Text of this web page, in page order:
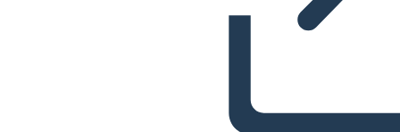
Skopiuj tę scenorys